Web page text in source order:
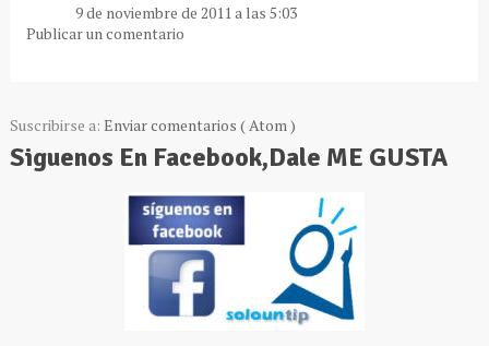
9 de noviembre de 2011 a las 5:03
Publicar un comentario
Suscribirse a: Enviar comentarios ( Atom )
Siguenos En Facebook,Dale ME GUSTA